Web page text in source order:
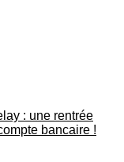
: une rentrée
bancaire !